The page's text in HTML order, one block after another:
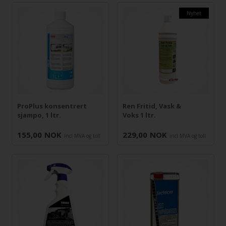
ProPlus konsentrert
sjampo, 1 ltr.
155,00 NOK incl MVA og toll
Nyhet
Ren Fritid, Vask &
Voks 1 ltr.
229,00 NOK incl MVA og toll